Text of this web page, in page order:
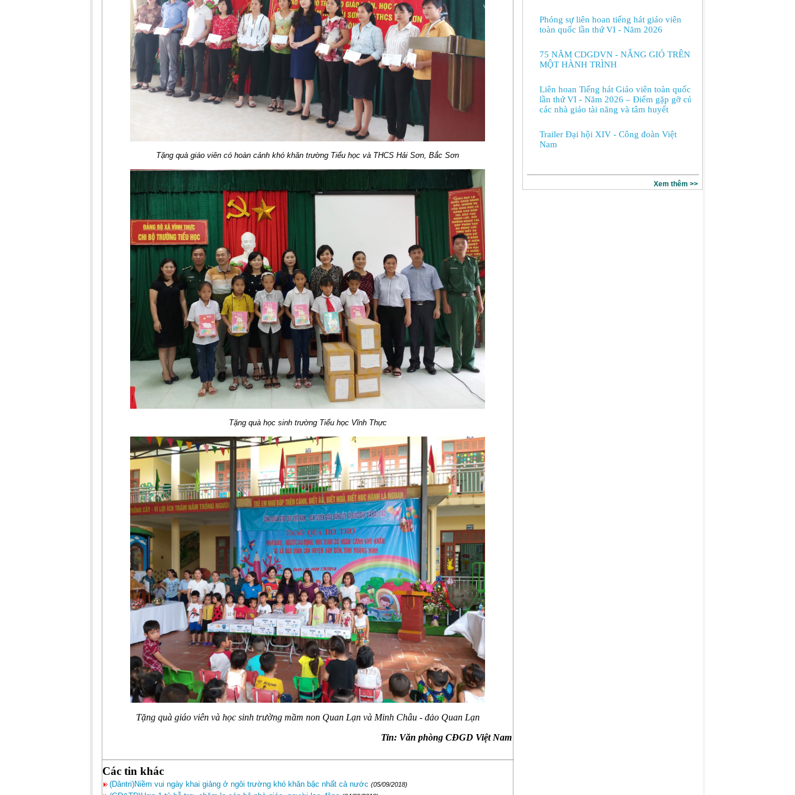
Tặng quà giáo viên có hoàn cảnh khó khăn trường Tiểu học và THCS Hải Sơn, Bắc Sơn
Tặng quà học sinh trường Tiểu học Vĩnh Thực
Tặng quà giáo viên và học sinh trường mầm non Quan Lạn và Minh Châu - đảo Quan Lạn
Tin: Văn phòng CĐGD Việt Nam
Các tin khác
(Dântri)Niềm vui ngày khai giảng ở ngôi trường khó khăn bậc nhất cả nước (05/09/2018)
Phóng sự liên hoan tiếng hát giáo viên
toàn quốc lần thứ VI - Năm 2026
75 NĂM CDGDVN - NẮNG GIÓ TRÊN
MỘT HÀNH TRÌNH
Liên hoan Tiếng hát Giáo viên toàn quốc
lần thứ VI - Năm 2026 – Điểm gặp gỡ của
các nhà giáo tài năng và tâm huyết
Trailer Đại hội XIV - Công đoàn Việt
Nam
Xem thêm >>